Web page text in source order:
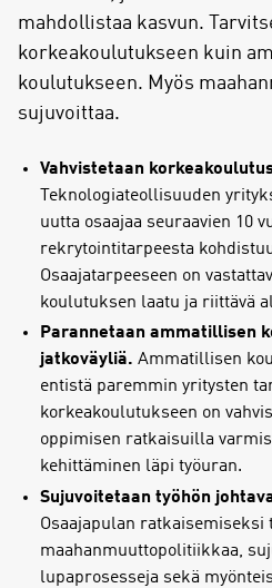
mahdollistaa kasvun.
korkeakoulutukseen kuin
koulutukseen. Myös
sujuvoittaa.
Vahvistetaan
Teknologiateollisuuden
uutta osaajaa seuraavien 10
rekrytointitarpeesta
Osaajatarpeeseen on
koulutuksen laatu ja riittävä
Parannetaan ammatillisen
jatkoväyliä. Ammatillisen
entistä paremmin yritysten
korkeakoulutukseen on
oppimisen ratkaisuilla
kehittäminen läpi työuran.
Sujuvoitetaan työhön
Osaajapulan ratkaisemiseksi
maahanmuuttopolitiikkaa,
lupaprosesseja sekä